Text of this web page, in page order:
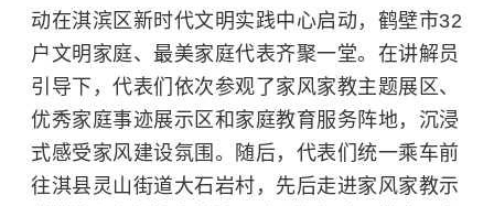
动在淇滨区新时代文明实践中心启动，鹤壁市32
户文明家庭、最美家庭代表齐聚一堂。在讲解员
引导下，代表们依次参观了家风家教主题展区、
优秀家庭事迹展示区和家庭教育服务阵地，沉浸
式感受家风建设氛围。随后，代表们统一乘车前
往淇县灵山街道大石岩村，先后走进家风家教示